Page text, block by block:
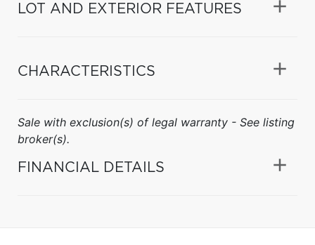
LOT AND EXTERIOR FEATURES
CHARACTERISTICS
Sale with exclusion(s) of legal warranty - See listing
broker(s).
FINANCIAL DETAILS